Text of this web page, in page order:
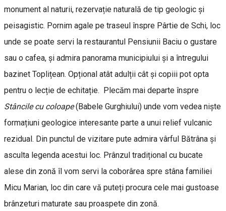
monument al naturii, rezervație naturală de tip geologic și
peisagistic. Pornim agale pe traseul înspre Pârtie de Schi, loc
unde se poate servi la restaurantul Pensiunii Baciu o gustare
sau o cafea, și admira panorama municipiului și a întregului
bazinet Toplițean. Opțional atât adulții cât și copiii pot opta
pentru o lecție de echitație. Plecăm mai departe înspre
Stâncile cu coloape(Babele Gurghiului) unde vom vedea niște
formațiuni geologice interesante parte a unui relief vulcanic
rezidual. Din punctul de vizitare pute admira vârful Bătrâna și
asculta legenda acestui loc. Prânzul tradițional cu bucate
alese din zonă îl vom servi la coborârea spre stâna familiei
Micu Marian, loc din care vă puteți procura cele mai gustoase
brânzeturi maturate sau proaspete din zonă.